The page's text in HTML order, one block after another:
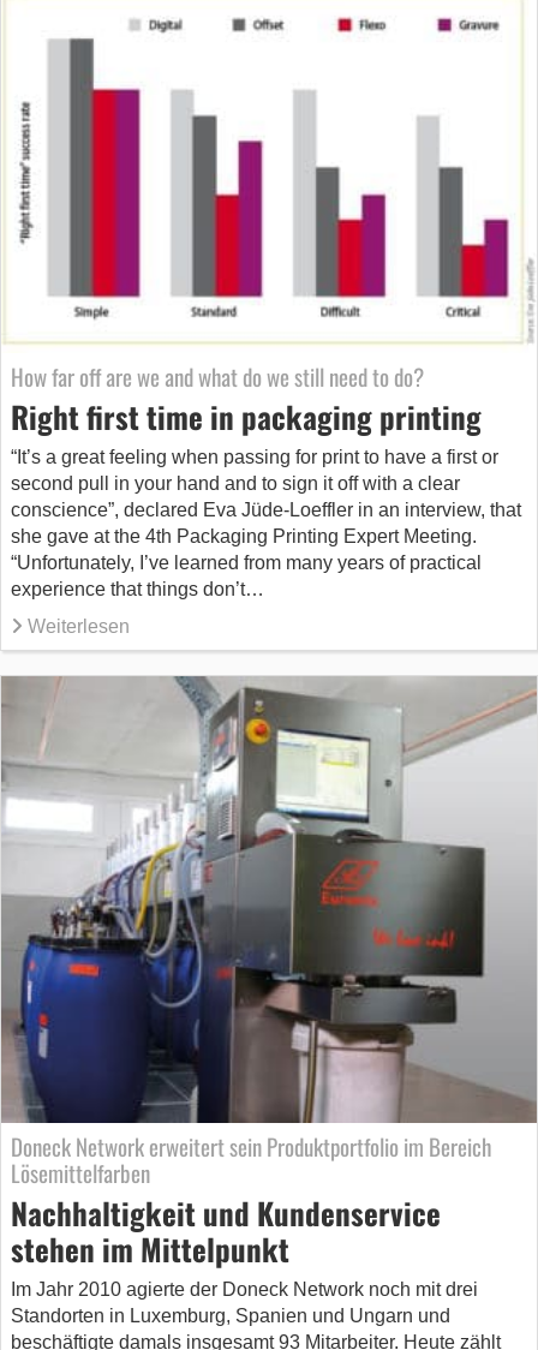
How far off are we and what do we still need to do?
Right first time in packaging printing
“It’s a great feeling when passing for print to have a first or
second pull in your hand and to sign it off with a clear
conscience”, declared Eva Jüde-Loeffler in an interview, that
she gave at the 4th Packaging Printing Expert Meeting.
“Unfortunately, I’ve learned from many years of practical
experience that things don’t…
Weiterlesen
Doneck Network erweitert sein Produktportfolio im Bereich
Lösemittelfarben
Nachhaltigkeit und Kundenservice
stehen im Mittelpunkt
Im Jahr 2010 agierte der Doneck Network noch mit drei
Standorten in Luxemburg, Spanien und Ungarn und
beschäftigte damals insgesamt 93 Mitarbeiter. Heute zählt